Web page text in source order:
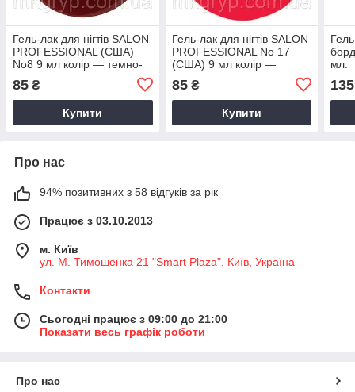
Гель-лак для нігтів SALON
PROFESSIONAL (CША)
No8 9 мл колір — темно-
85 ₴
Купити
Гель-лак для нігтів SALON
PROFESSIONAL No 17
(CША) 9 мл колір —
85₴
Купити
мл.
135
Про нас
94% позитивних з 58 відгуків за рік
Працює з 03.10.2013
м. Київ
ул. М. Тимошенка 21 "Smart Plaza", Київ, Україна
Контакти
Сьогодні працює з 09:00 до 21:00
Показати весь графік роботи
Про нас